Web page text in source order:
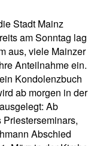
Stadt Mainz
am Sonntag lag
aus, viele Mainzer
Anteilnahme ein.
Kondolenzbuch
ab morgen in der
Ab
Abschied